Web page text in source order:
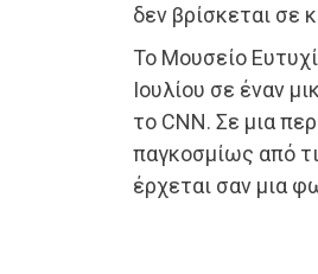
δεν βρίσκεται σε
Το Μουσείο
Ιουλίου σε έναν
το CNN. Σε μια
παγκοσμίως από
έρχεται σαν μια